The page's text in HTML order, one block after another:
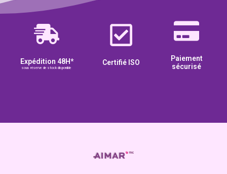
Expédition 48H*
sous réserve de stock disponible
Certifié ISO
Paiement
sécurisé